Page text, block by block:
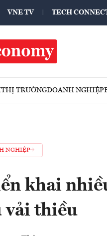
VNE TV TECH
THỊ TRƯỜNGDOANH NGHIỆP
NGHIỆP
khai
vải thiều